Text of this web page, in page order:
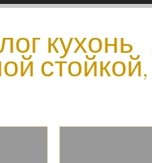
кухонь